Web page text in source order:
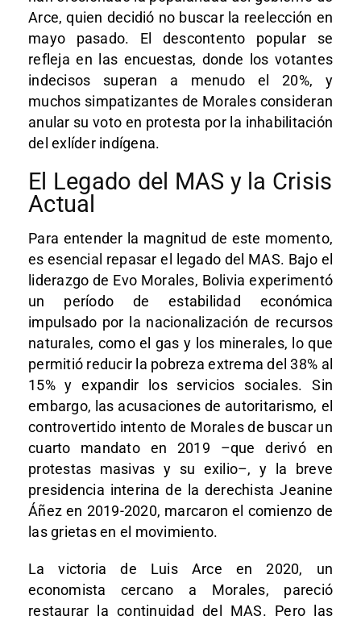
Arce, quien decidió no buscar la reelección en
mayo pasado. El descontento popular se
refleja en las encuestas, donde los votantes
indecisos superan a menudo el 20%, y
muchos simpatizantes de Morales consideran
anular su voto en protesta por la inhabilitación
del exlíder indígena.
El Legado del MAS y la Crisis
Actual
Para entender la magnitud de este momento,
es esencial repasar el legado del MAS. Bajo el
liderazgo de Evo Morales, Bolivia experimentó
un período de estabilidad económica
impulsado por la nacionalización de recursos
naturales, como el gas y los minerales, lo que
permitió reducir la pobreza extrema del 38% al
15% y expandir los servicios sociales. Sin
embargo, las acusaciones de autoritarismo, el
controvertido intento de Morales de buscar un
cuarto mandato en 2019 –que derivó en
protestas masivas y su exilio–, y la breve
presidencia interina de la derechista Jeanine
Áñez en 2019-2020, marcaron el comienzo de
las grietas en el movimiento.
La victoria de Luis Arce en 2020, un
economista cercano a Morales, pareció
restaurar la continuidad del MAS. Pero las